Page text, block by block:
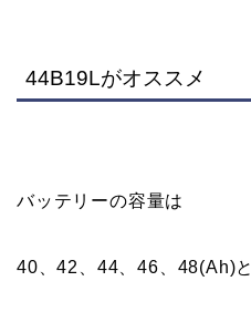
44B19Lがオススメ
バッテリーの容量は
40、42、44、46、48(Ah)と